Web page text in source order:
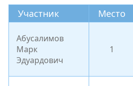
Участник Место
Абусалимов
Марк
Эдуардович
1